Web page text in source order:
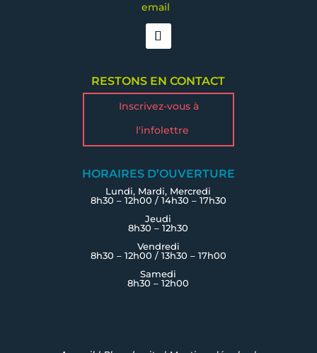
email
RESTONS EN CONTACT
Inscrivez-vous à
l'infolettre
HORAIRES D’OUVERTURE
Lundi, Mardi, Mercredi
8h30 – 12h00 / 14h30 – 17h30
Jeudi
8h30 – 12h30
Vendredi
8h30 – 12h00 / 13h30 – 17h00
Samedi
8h30 – 12h00